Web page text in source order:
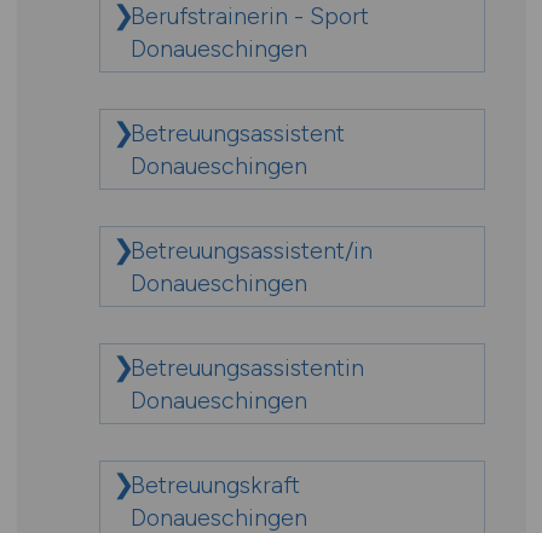
Berufstrainerin - Sport
Donaueschingen
Betreuungsassistent
Donaueschingen
Betreuungsassistent/in
Donaueschingen
Betreuungsassistentin
Donaueschingen
Betreuungskraft
Donaueschingen